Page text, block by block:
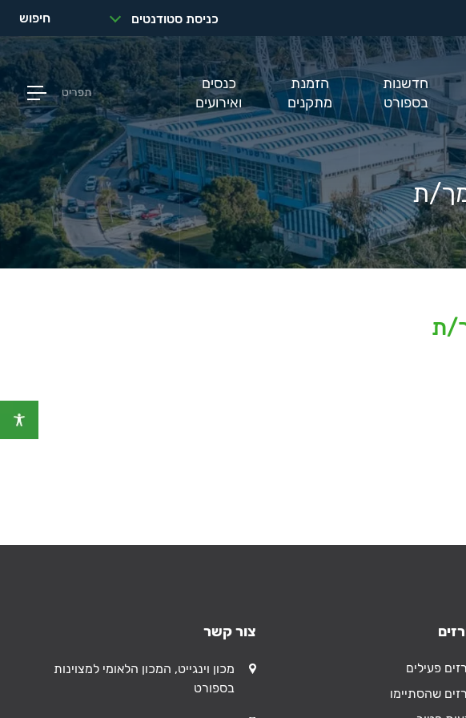
כניסת סטודנטים חיפוש
חדשנות
בספורט
הזמנת
מתקנים
כנסים
ואירועים
תפריט
ת
ת
פעילים
שהסתיימו
צור קשר
כתובת
מכון וינגייט, המכון הלאומי למצוינות
בספורט